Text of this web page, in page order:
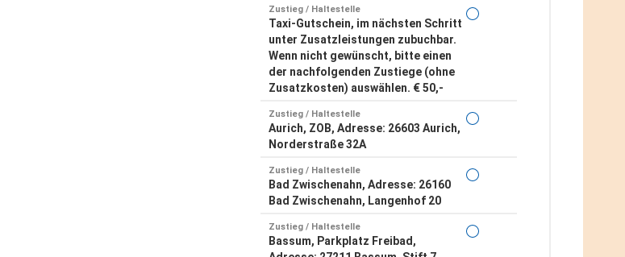
Zustieg / Haltestelle
Taxi-Gutschein, im nächsten Schritt
unter Zusatzleistungen zubuchbar.
Wenn nicht gewünscht, bitte einen
der nachfolgenden Zustiege (ohne
Zusatzkosten) auswählen. € 50,-
Zustieg / Haltestelle
Aurich, ZOB, Adresse: 26603 Aurich,
Norderstraße 32A
Zustieg / Haltestelle
Bad Zwischenahn, Adresse: 26160
Bad Zwischenahn, Langenhof 20
Zustieg / Haltestelle
Bassum, Parkplatz Freibad,